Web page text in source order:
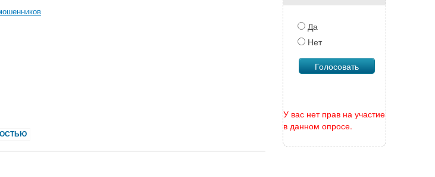
Да
Нет
У вас нет прав на участие
в данном опросе.